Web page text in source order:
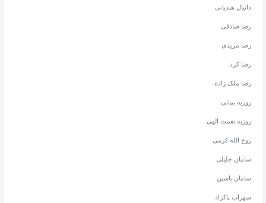
دانیال هندیانی
رضا صادقی
رضا مریدی
رضا کرد
رضا ملک زاده
روزبه بمانی
روزبه نعمت الهی
روح الله کرمی
سامان جلیلی
سامان یاسین
سهراب پاکزاد